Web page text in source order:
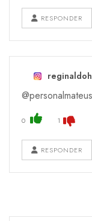
RESPONDER
0 1
RESPONDER